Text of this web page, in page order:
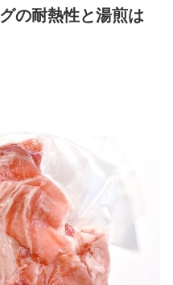
の耐熱性と湯煎は